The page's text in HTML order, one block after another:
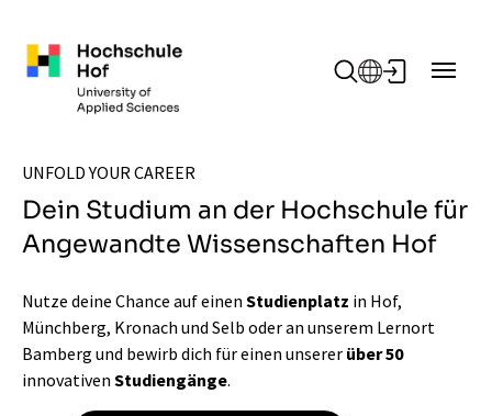
UNFOLD YOUR CAREER
Dein Studium an der Hochschule für
Angewandte Wissenschaften Hof
Nutze deine Chance auf einen Studienplatz in Hof,
Münchberg, Kronach und Selb oder an unserem Lernort
Bamberg und bewirb dich für einen unserer über 50
innovativen Studiengänge.